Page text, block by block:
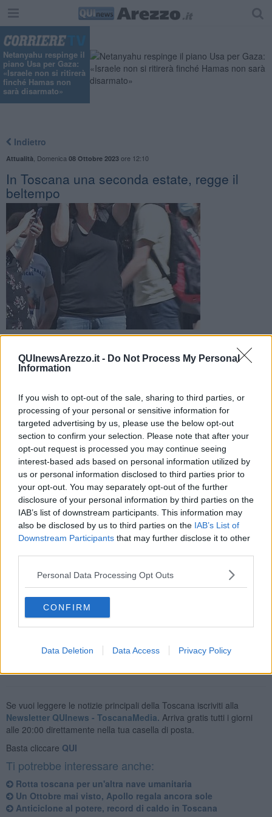
QUInewsArezzo.it - Do Not Process My Personal
Information
If you wish to opt-out of the sale, sharing to third parties, or
processing of your personal or sensitive information for
targeted advertising by us, please use the below opt-out
section to confirm your selection. Please note that after your
opt-out request is processed you may continue seeing
interest-based ads based on personal information utilized by
us or personal information disclosed to third parties prior to
your opt-out. You may separately opt-out of the further
disclosure of your personal information by third parties on the
IAB’s list of downstream participants. This information may
also be disclosed by us to third parties on the IAB’s List of
Downstream Participants that may further disclose it to other
Personal Data Processing Opt Outs
CONFIRM
Data Deletion Data Access Privacy Policy
Netanyahu respinge il
piano Usa per Gaza:
«Israele non si ritirerà
finché Hamas non
sarà disarmato»
Indietro
Attualità Domenica 08 Ottobre 2023ore 12:10
In Toscana una seconda estate, regge il
beltempo
città d'arte e in campagna. L'autunno non porta ancora il
freddo, solo qualche nebbia
TOSCANA —Diversi stabilimenti balneari ancora aperti, almeno 3
su 10, dalla Versilia alla Maremma, gente a spasso nelle città d'arte
ma anche nelle campagne.
L'estate sta letteralmente facendo il bis inToscanacome in tutta
Italia a causa, come spiega LaMMa, dell'alta pressione di matrice
sub tropicale. Insomma è ufficialmenteOttobratatanto che la
regione è risultata la più calda nelle ultime settimane con picchi di
calore record e molto oltre la media stagionale.
Stamani e anche domani mattina nei cieli toscani solo qualche
nube bassache nelle zone collinari determinano l'effetto della
in particolare nelle zone centrali. Ma passate le prime ore
della giornata spazio al sole.
Se vuoi leggere le notizie principali della Toscana iscriviti alla
Newsletter QUInews - ToscanaMedia. Arriva gratis tutti i giorni
alle 20:00 direttamente nella tua casella di posta.
Basta cliccare QUI
Ti potrebbe interessare anche:
Rotta toscana per un'altra nave umanitaria
Un Ottobre mai visto, Apollo regala ancora sole
Anticiclone al potere, record di caldo in Toscana